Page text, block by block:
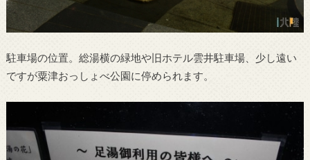
駐車場の位置。総湯横の緑地や旧ホテル雲井駐車場、少し遠い
ですが粟津おっしょべ公園に停められます。